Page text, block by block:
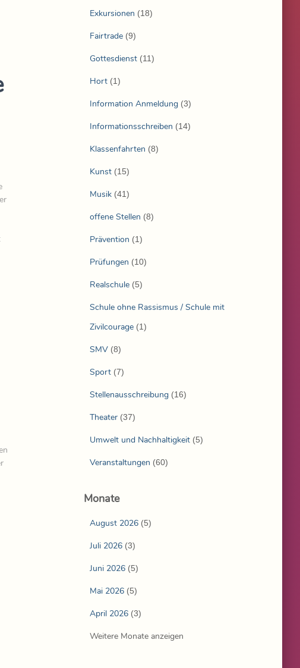
Exkursionen (18)
Fairtrade(9)
Gottesdienst(11)
Hort(1)
Information Anmeldung(3)
Informationsschreiben (14)
Klassenfahrten (8)
Kunst(15)
Musik(41)
offene Stellen (8)
Prävention (1)
Prüfungen (10)
Realschule(5)
Schule ohne Rassismus / Schule mit
Zivilcourage(1)
SMV(8)
Sport(7)
Stellenausschreibung(16)
Theater(37)
Umwelt und Nachhaltigkeit(5)
Veranstaltungen (60)
Monate
August 2026(5)
Juli 2026(3)
Juni 2026(5)
Mai 2026(5)
April 2026(3)
Weitere Monate anzeigen